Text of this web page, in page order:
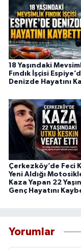
18 Yaşındaki
Fındık İşçisi
Denizde Hayatını
Çerkezköy’de Feci
Yeni Aldığı
Kaza Yapan 22
Genç Hayatını
Yorumlar